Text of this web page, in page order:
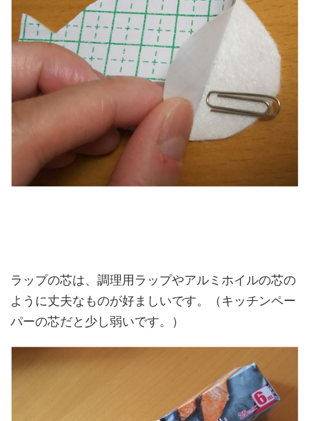
ラップの芯は、調理用ラップやアルミホイルの芯の
ように丈夫なものが好ましいです。（キッチンペー
パーの芯だと少し弱いです。）